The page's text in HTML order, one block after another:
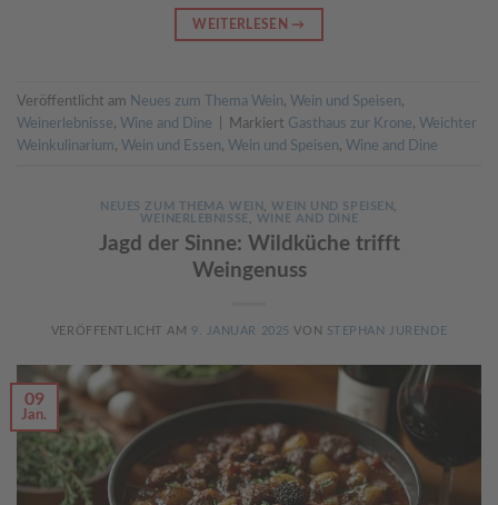
WEITERLESEN →
Veröffentlicht am Neues zum Thema Wein, Wein und Speisen,
Weinerlebnisse, Wine and Dine Markiert Gasthaus zur Krone, Weichter
Weinkulinarium, Wein und Essen, Wein und Speisen, Wine and Dine
NEUES ZUM THEMA WEIN ,WEIN UND SPEISEN ,
WEINERLEBNISSE, WINE AND DINE
Jagd der Sinne: Wildküche trifft
Weingenuss
VERÖFFENTLICHT AM 9. JANUAR 2025 VON STEPHAN JURENDE
09
Jan.